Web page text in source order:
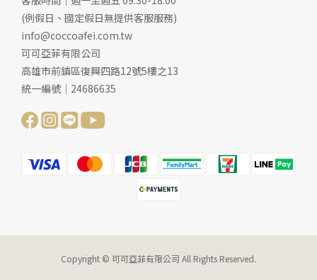
(例假日、國定假日無提供客服服務)
info@coccoafei.com.tw
可可亞菲有限公司
高雄市前鎮區復興四路12號5樓之13
統一編號｜24686635
Copyright © 可可亞菲有限公司 All Rights Reserved.